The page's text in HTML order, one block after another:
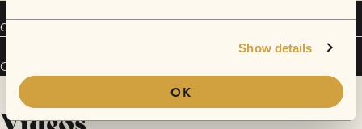
Show details
OK
Connect
Other Side has performed in
Videos